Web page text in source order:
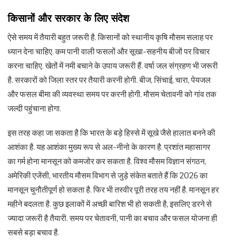
किसानों और सरकार के लिए संदेश
ऐसे समय में तैयारी बहुत जरूरी है. किसानों को स्थानीय कृषि मौसम सलाह पर
ध्यान देना चाहिए. कम पानी वाली फसलों और सूखा-सहनीय बीजों पर विचार
करना चाहिए. खेतों में नमी बचाने के उपाय जरूरी हैं. वर्षा जल संग्रहण भी जरूरी
है. सरकारों को जिला स्तर पर तैयारी करनी होगी. बीज, सिंचाई, चारा, पेयजल
और फसल बीमा की व्यवस्था समय पर करनी होगी. मौसम चेतावनी को गांव तक
जल्दी पहुंचाना होगा.
इस तरह कहा जा सकता है कि भारत के बड़े हिस्से में सूखे जैसे हालात बनने की
आशंका है. यह आशंका मुख्य रूप से अल-नीनो के कारण है. प्रशांत महासागर
का गर्म होना मानसून को कमजोर कर सकता है. विश्व मौसम विज्ञान संगठन,
अमेरिकी एजेंसी, भारतीय मौसम विभाग से जुड़े संकेत बताते हैं कि 2026 का
मानसून चुनौतीपूर्ण हो सकता है. फिर भी तस्वीर पूरी तरह तय नहीं है. मानसून हर
महीने बदलता है. कुछ इलाकों में अच्छी बारिश भी हो सकती है, इसलिए डरने से
ज्यादा जरूरी है तैयारी. समय पर चेतावनी, पानी का बचाव और फसल योजना ही
सबसे बड़ा बचाव है.